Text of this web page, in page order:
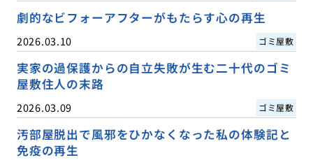
劇的なビフォーアフターがもたらす心の再生
2026.03.10 ゴミ屋敷
実家の過保護からの自立失敗が生む二十代のゴミ
屋敷住人の末路
2026.03.09 ゴミ屋敷
汚部屋脱出で風邪をひかなくなった私の体験記と
免疫の再生